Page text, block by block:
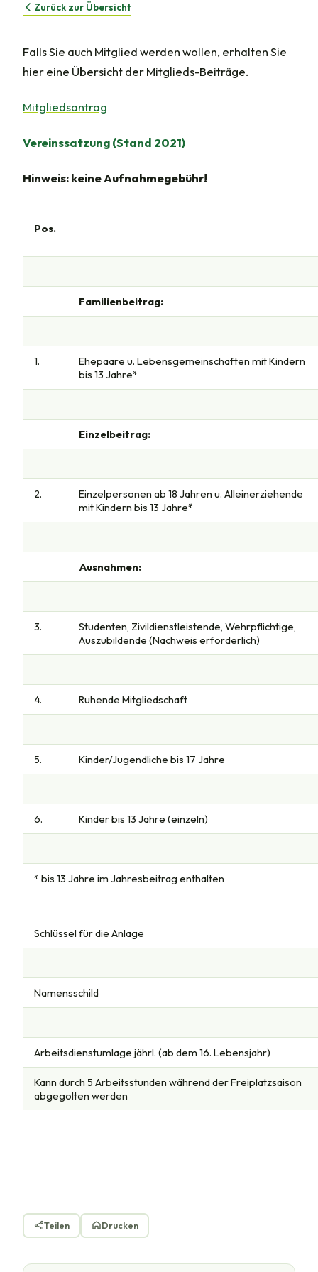
Zurück zur Übersicht
Falls Sie auch Mitglied werden wollen, erhalten Sie
hier eine Übersicht der Mitglieds-Beiträge.
Mitgliedsantrag
Vereinssatzung (Stand 2021)
Hinweis: keine Aufnahmegebühr!
Pos.
Familienbeitrag:
1.
Ehepaare u. Lebensgemeinschaften mit Kindern
bis 13 Jahre*
Einzelbeitrag:
2.
Einzelpersonen ab 18 Jahren u. Alleinerziehende
mit Kindern bis 13 Jahre*
Ausnahmen:
3.
Studenten, Zivildienstleistende, Wehrpflichtige,
Auszubildende (Nachweis erforderlich)
4. Ruhende Mitgliedschaft
5. Kinder/Jugendliche bis 17 Jahre
6. Kinder bis 13 Jahre (einzeln)
* bis 13 Jahre im Jahresbeitrag enthalten
Schlüssel für die Anlage
Namensschild
Arbeitsdienstumlage jährl. (ab dem 16. Lebensjahr)
Kann durch 5 Arbeitsstunden während der Freiplatzsaison
abgegolten werden
Teilen Drucken